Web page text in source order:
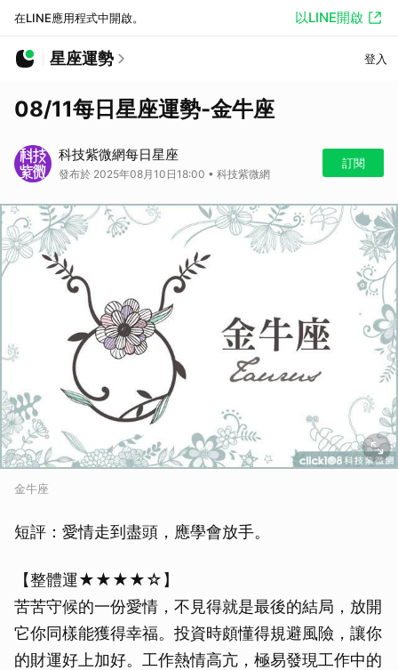
在LINE應用程式中開啟。 以LINE開啟
星座運勢 登入
08/11每日星座運勢-金牛座
科技紫微網每日星座
發布於 2025年08月10日18:00 • 科技紫微網
訂閱
金牛座
短評：愛情走到盡頭，應學會放手。
【整體運★★★★☆】
苦苦守候的一份愛情，不見得就是最後的結局，放開
它你同樣能獲得幸福。投資時頗懂得規避風險，讓你
的財運好上加好。工作熱情高亢，極易發現工作中的